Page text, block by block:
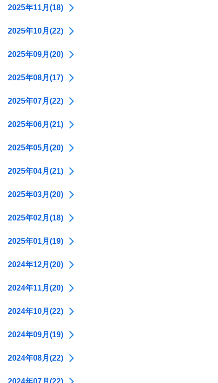
2025年11月(18)
2025年10月(22)
2025年09月(20)
2025年08月(17)
2025年07月(22)
2025年06月(21)
2025年05月(20)
2025年04月(21)
2025年03月(20)
2025年02月(18)
2025年01月(19)
2024年12月(20)
2024年11月(20)
2024年10月(22)
2024年09月(19)
2024年08月(22)